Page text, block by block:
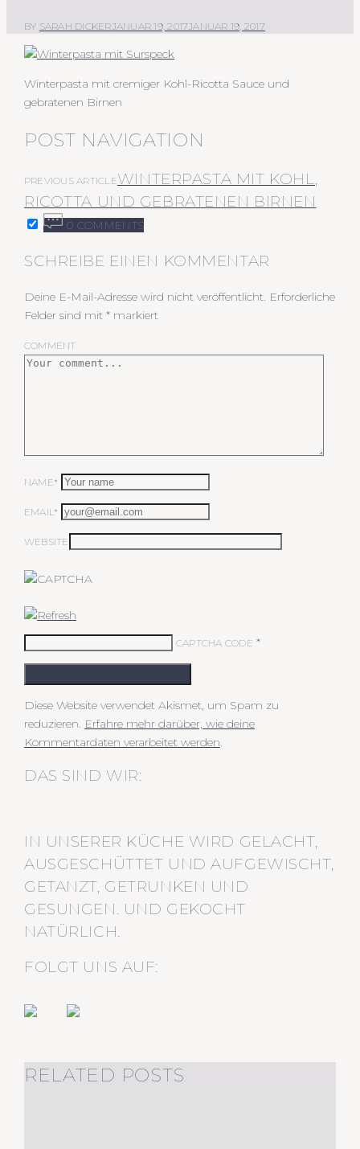
BY SARAH DICKERJANUAR 19, 2017JANUAR 19, 2017
Winterpasta mit cremiger Kohl-Ricotta Sauce und
gebratenen Birnen
POST NAVIGATION
PREVIOUS ARTICLEWINTERPASTA MIT KOHL,
RICOTTA UND GEBRATENEN BIRNEN
0 COMMENTS
SCHREIBE EINEN KOMMENTAR
Deine E-Mail-Adresse wird nicht veröffentlicht. Erforderliche
Felder sind mit * markiert
COMMENT
NAME*
EMAIL*
WEBSITE
CAPTCHA CODE *
Diese Website verwendet Akismet, um Spam zu
reduzieren. Erfahre mehr darüber, wie deine
Kommentardaten verarbeitet werden.
DAS SIND WIR:
IN UNSERER KÜCHE WIRD GELACHT,
AUSGESCHÜTTET UND AUFGEWISCHT,
GETANZT, GETRUNKEN UND
GESUNGEN. UND GEKOCHT
NATÜRLICH.
FOLGT UNS AUF:
RELATED POSTS